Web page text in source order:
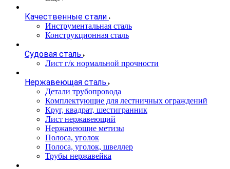
Качественные стали
Инструментальная сталь
Конструкционная сталь
Судовая сталь
Лист г/к нормальной прочности
Нержавеющая сталь
Детали трубопровода
Комплектующие для лестничных ограждений
Круг, квадрат, шестигранник
Лист нержавеющий
Нержавеющие метизы
Полоса, уголок
Полоса, уголок, швеллер
Трубы нержавейка